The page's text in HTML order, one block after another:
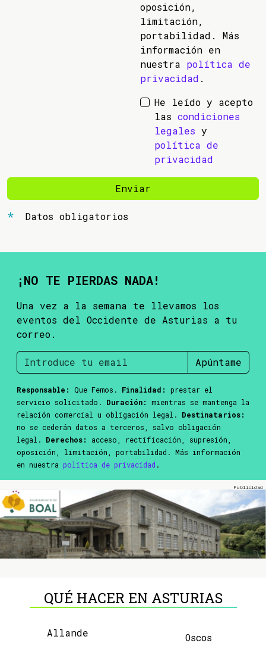
oposición,
limitación,
portabilidad. Más
información en
nuestra política de
privacidad .
He leído y acepto
las condiciones
legales y
política de
privacidad
Enviar
Datos obligatorios
¡NO TE PIERDAS NADA!
Una vez a la semana te llevamos los
eventos del Occidente de Asturias a tu
correo.
Apúntame
Responsable: Que Femos. Finalidad:
prestar el
servicio solicitado. Duración:
mientras se mantenga la
relación comercial u obligación legal. Destinatarios:
no se cederán datos a terceros, salvo obligación
legal. Derechos:
acceso, rectificación, supresión,
oposición, limitación, portabilidad. Más información
en nuestra política de privacidad .
QUÉ HACER EN ASTURIAS
Allande
Oscos